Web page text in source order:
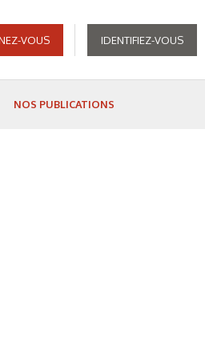
VOUS IDENTIFIEZ-VOUS
NOS PUBLICATIONS